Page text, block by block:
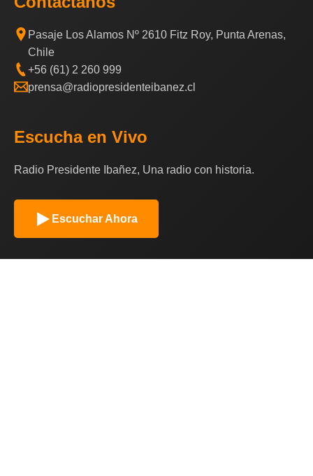
Pasaje Los Alamos Nº 2610 Fitz Roy, Punta Arenas,
Chile
+56 (61) 2 260 999
prensa@radiopresidenteibanez.cl
Escucha en Vivo
Radio Presidente Ibañez, Una radio con historia.
Escuchar Ahora